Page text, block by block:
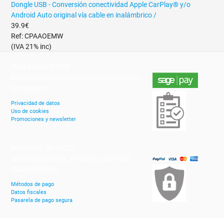
Dongle USB - Conversión conectividad Apple CarPlay® y/o
Android Auto original vía cable en inalámbrico /
39.9€
Ref: CPAAOEMW
(IVA 21% inc)
Privacidad de datos
Uso de cookies
Promociones y newsletter
Métodos de pago
Datos fiscales
Pasarela de pago segura